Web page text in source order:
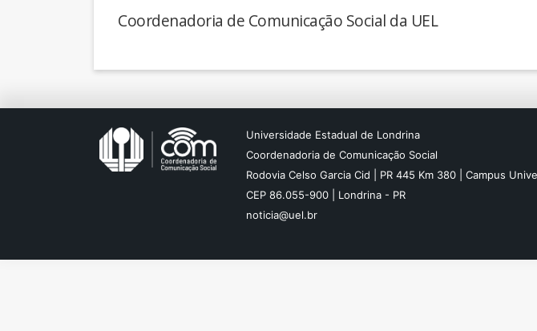
Coordenadoria de Comunicação Social da UEL
Universidade Estadual de Londrina
Coordenadoria de Comunicação Social
Rodovia Celso Garcia Cid | PR 445 Km 380 | Campus
CEP 86.055-900 | Londrina - PR
noticia@uel.br